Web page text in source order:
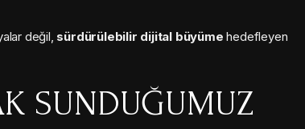
değil, sürdürülebilir dijital büyüme hedefleyen
SUNDUĞUMUZ